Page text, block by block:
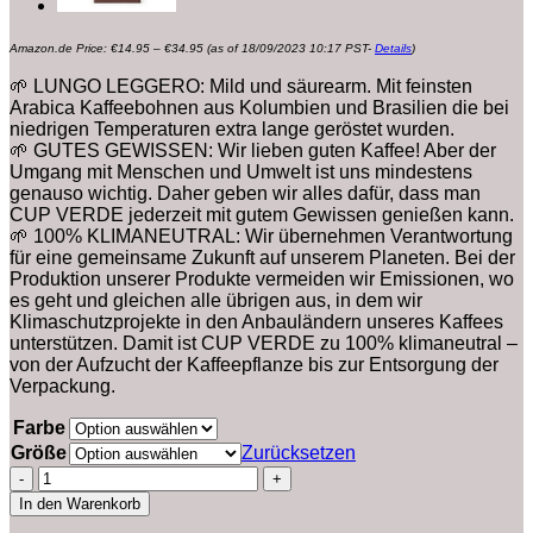
Amazon.de Price: €14.95 – €34.95 €14.95
€34.95
(as of 18/09/2023 10:17 PST- Details)
🌱 LUNGO LEGGERO: Mild und säurearm. Mit feinsten
Arabica Kaffeebohnen aus Kolumbien und Brasilien die bei
niedrigen Temperaturen extra lange geröstet wurden.
🌱 GUTES GEWISSEN: Wir lieben guten Kaffee! Aber der
Umgang mit Menschen und Umwelt ist uns mindestens
genauso wichtig. Daher geben wir alles dafür, dass man
CUP VERDE jederzeit mit gutem Gewissen genießen kann.
🌱 100% KLIMANEUTRAL: Wir übernehmen Verantwortung
für eine gemeinsame Zukunft auf unserem Planeten. Bei der
Produktion unserer Produkte vermeiden wir Emissionen, wo
es geht und gleichen alle übrigen aus, in dem wir
Klimaschutzprojekte in den Anbauländern unseres Kaffees
unterstützen. Damit ist CUP VERDE zu 100% klimaneutral –
von der Aufzucht der Kaffeepflanze bis zur Entsorgung der
Verpackung.
Farbe
Größe
Zurücksetzen
CUP
VERDE
–
In den Warenkorb